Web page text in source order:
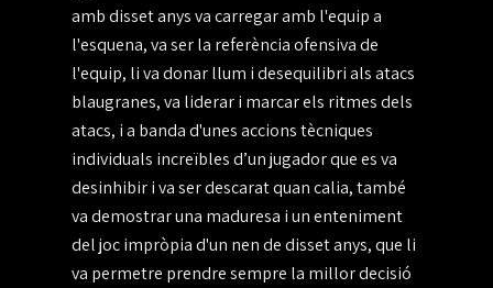
amb disset anys va carregar amb l'equip a
l'esquena, va ser la referència ofensiva de
l'equip, li va donar llum i desequilibri als atacs
blaugranes, va liderar i marcar els ritmes dels
atacs, i a banda d'unes accions tècniques
individuals increïbles d’un jugador que es va
desinhibir i va ser descarat quan calia, també
va demostrar una maduresa i un enteniment
del joc impròpia d'un nen de disset anys, que li
va permetre prendre sempre la millor decisió